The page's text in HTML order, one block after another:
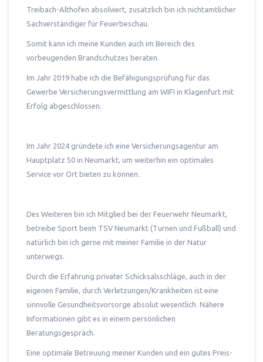
Treibach-Althofen absolviert, zusätzlich bin ich nichtamtlicher
Sachverständiger für Feuerbeschau.
Somit kann ich meine Kunden auch im Bereich des
vorbeugenden Brandschutzes beraten.
Im Jahr 2019 habe ich die Befähigungsprüfung für das
Gewerbe Versicherungsvermittlung am WIFI in Klagenfurt mit
Erfolg abgeschlossen.
Im Jahr 2024 gründete ich eine Versicherungsagentur am
Hauptplatz 50 in Neumarkt, um weiterhin ein optimales
Service vor Ort bieten zu können.
Des Weiteren bin ich Mitglied bei der Feuerwehr Neumarkt,
betreibe Sport beim TSV Neumarkt (Turnen und Fußball) und
natürlich bin ich gerne mit meiner Familie in der Natur
unterwegs.
Durch die Erfahrung privater Schicksalsschläge, auch in der
eigenen Familie, durch Verletzungen/Krankheiten ist eine
sinnvolle Gesundheitsvorsorge absolut wesentlich. Nähere
Informationen gibt es in einem persönlichen
Beratungsgespräch.
Eine optimale Betreuung meiner Kunden und ein gutes Preis-